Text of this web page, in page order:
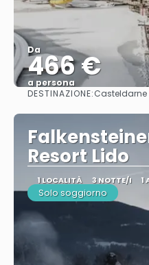
Da
466 €
a persona
DESTINAZIONE:Casteldarne
Resort Lido
1 LOCALITÀ 3 NOTTE/I 1
Solo soggiorno